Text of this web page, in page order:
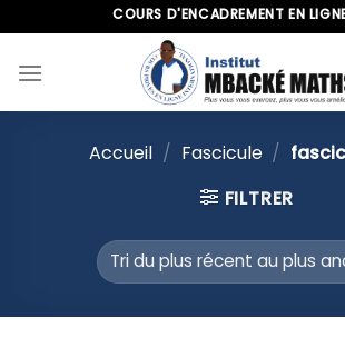
to
content
COURS D'ENCADREMENT EN
Accueil / Fascicule /
FILTRER